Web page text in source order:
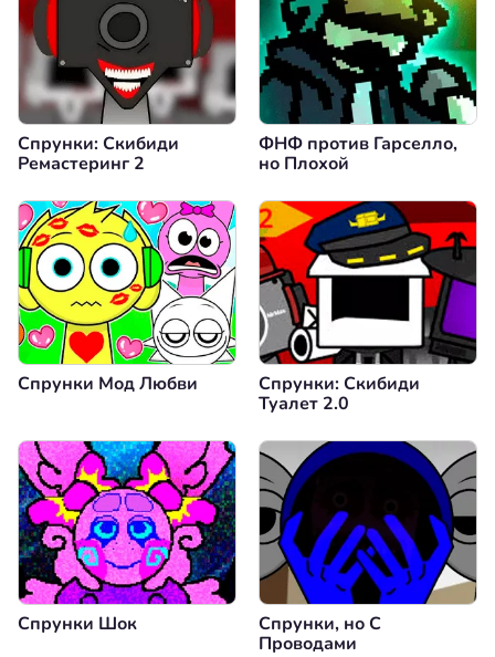
Спрунки: Скибиди
Ремастеринг 2
ФНФ против Гарселло,
но Плохой
Спрунки Мод Любви
Спрунки: Скибиди
Туалет 2.0
Спрунки Шок
Спрунки, но С
Проводами